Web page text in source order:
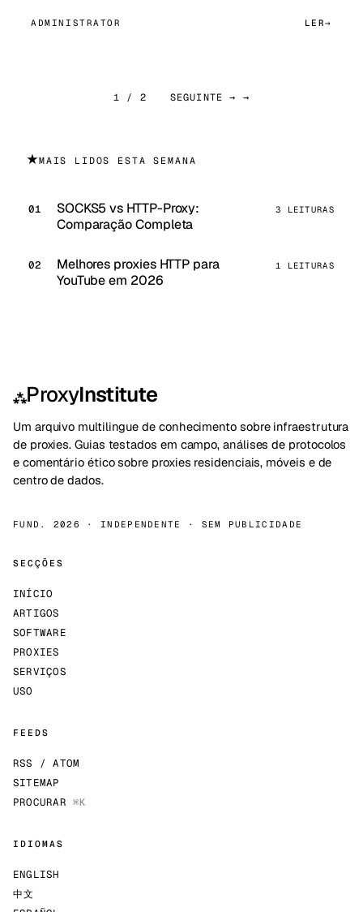
ADMINISTRATOR LER
1 / 2 SEGUINTE → →
★MAIS LIDOS ESTA SEMANA
SOCKS5 vs HTTP-Proxy:
Comparação Completa
3 LEITURAS
Melhores proxies HTTP para
YouTube em 2026
1 LEITURAS
⁂ProxyInstitute
Um arquivo multilingue de conhecimento sobre infraestrutura
de proxies. Guias testados em campo, análises de protocolos
e comentário ético sobre proxies residenciais, móveis e de
centro de dados.
FUND. 2026 · INDEPENDENTE · SEM PUBLICIDADE
SECÇÕES
INÍCIO
ARTIGOS
SOFTWARE
PROXIES
SERVIÇOS
USO
FEEDS
RSS / ATOM
SITEMAP
PROCURAR⌘K
IDIOMAS
ENGLISH
中文